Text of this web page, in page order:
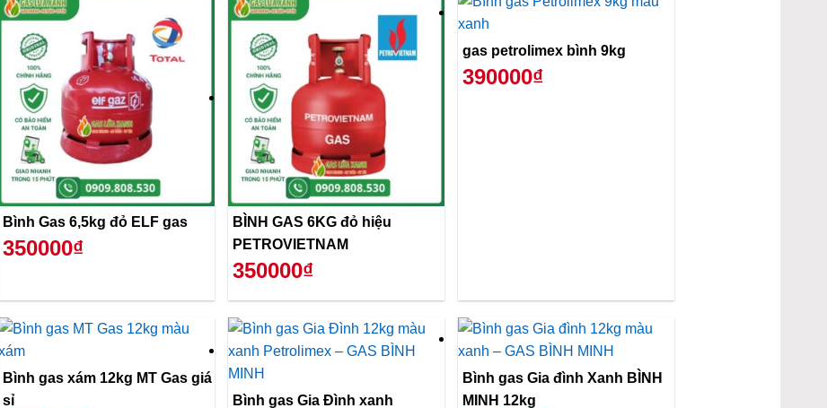
Bình Gas 6,5kg đỏ ELF gas
350000₫
BÌNH GAS 6KG đỏ hiệu
PETROVIETNAM
350000₫
gas petrolimex bình 9kg
390000₫
Bình gas xám 12kg MT Gas giá
sỉ
Bình gas Gia Đình xanh
Bình gas Gia đình Xanh BÌNH
MINH 12kg